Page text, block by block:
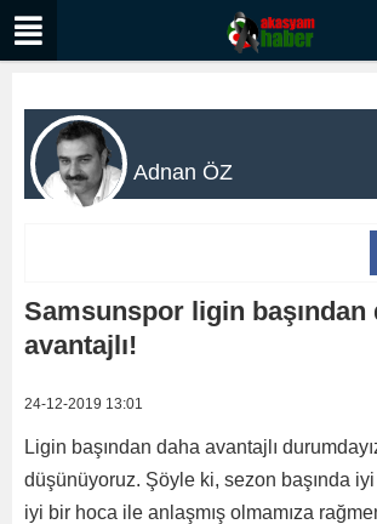
Adnan ÖZ
Samsunspor ligin başından
avantajlı!
24-12-2019 13:01
Ligin başından daha avantajlı
düşünüyoruz. Şöyle ki, sezon başında
iyi bir hoca ile anlaşmış olmamıza